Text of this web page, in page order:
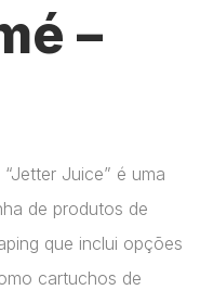
–
“Jetter Juice” é uma
de produtos de
que inclui opções
cartuchos de